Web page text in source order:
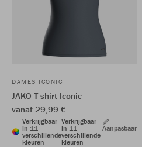
DAMES ICONIC
JAKO T-shirt Iconic
vanaf 29,99 €
Verkrijgbaar
in 11
verschillende
kleuren
Verkrijgbaar
in 11
verschillende
kleuren
Aanpasbaar